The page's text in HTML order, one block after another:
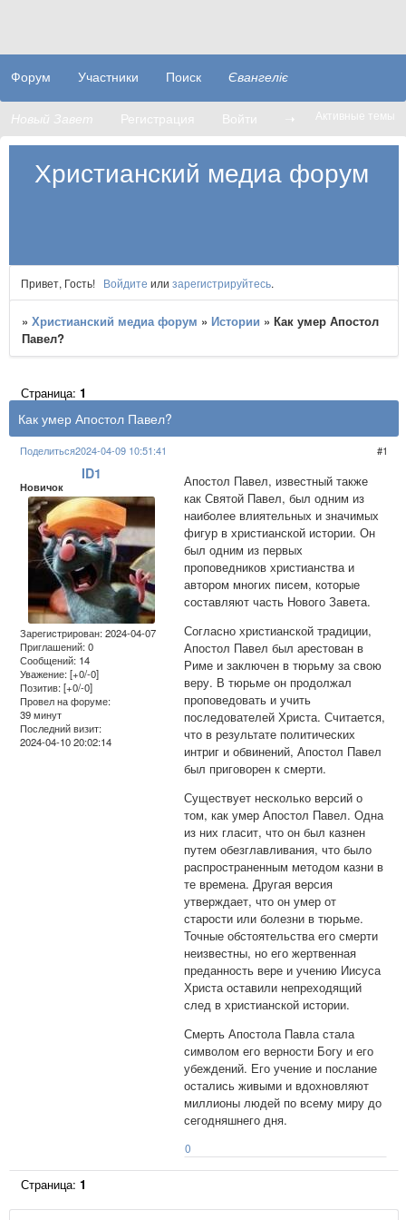
Христианский медиа форум
Форум Участники Поиск Євангеліє
Новый Завет Регистрация Войти ➝ Активные темы
Привет, Гость! Войдите или зарегистрируйтесь.
»Христианский медиа форум » Истории »Как умер Апостол
Павел?
Как умер Апостол Павел?
Страница:1
Поделиться 1
2024-04-09 10:51:41
ID1
Новичок
Зарегистрирован: 2024-04-07
Приглашений:0
Сообщений: 14
Уважение: [+0/-0]
Позитив: [+0/-0]
Провел на форуме:
39 минут
Последний визит:
2024-04-10 20:02:14
Апостол Павел, известный также
как Святой Павел, был одним из
наиболее влиятельных и значимых
фигур в христианской истории. Он
был одним из первых
проповедников христианства и
автором многих писем, которые
составляют часть Нового Завета.
Согласно христианской традиции,
Апостол Павел был арестован в
Риме и заключен в тюрьму за свою
веру. В тюрьме он продолжал
проповедовать и учить
последователей Христа. Считается,
что в результате политических
интриг и обвинений, Апостол Павел
был приговорен к смерти.
Существует несколько версий о
том, как умер Апостол Павел. Одна
из них гласит, что он был казнен
путем обезглавливания, что было
распространенным методом казни в
те времена. Другая версия
утверждает, что он умер от
старости или болезни в тюрьме.
Точные обстоятельства его смерти
неизвестны, но его жертвенная
преданность вере и учению Иисуса
Христа оставили непреходящий
след в христианской истории.
Смерть Апостола Павла стала
символом его верности Богу и его
убеждений. Его учение и послание
остались живыми и вдохновляют
миллионы людей по всему миру до
сегодняшнего дня.
0
Страница:1